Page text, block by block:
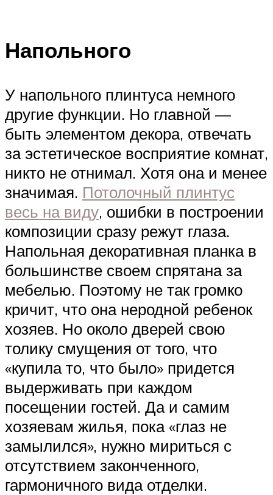
Напольного
У напольного плинтуса немного
другие функции. Но главной —
быть элементом декора, отвечать
за эстетическое восприятие комнат,
никто не отнимал. Хотя она и менее
значимая. Потолочный плинтус
весь на виду, ошибки в построении
композиции сразу режут глаза.
Напольная декоративная планка в
большинстве своем спрятана за
мебелью. Поэтому не так громко
кричит, что она неродной ребенок
хозяев. Но около дверей свою
толику смущения от того, что
«купила то, что было» придется
выдерживать при каждом
посещении гостей. Да и самим
хозяевам жилья, пока «глаз не
замылился», нужно мириться с
отсутствием законченного,
гармоничного вида отделки.